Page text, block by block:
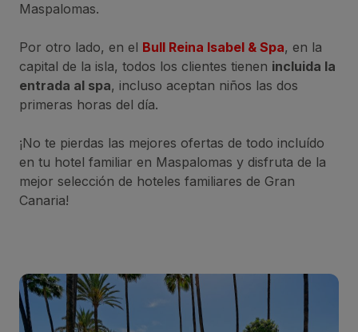
Maspalomas.
Por otro lado, en el Bull Reina Isabel & Spa, en la
capital de la isla, todos los clientes tienen incluida la
entrada al spa, incluso aceptan niños las dos
primeras horas del día.
¡No te pierdas las mejores ofertas de todo incluído
en tu hotel familiar en Maspalomas y disfruta de la
mejor selección de hoteles familiares de Gran
Canaria!